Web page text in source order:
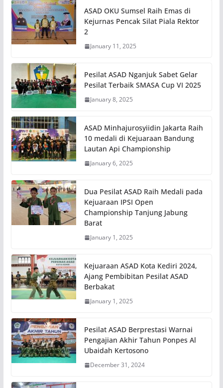
ASAD OKU Sumsel Raih Emas di
Kejurnas Pencak Silat Piala Rektor
2
January 11, 2025
Pesilat ASAD Nganjuk Sabet Gelar
Pesilat Terbaik SMASA Cup VI 2025
January 8, 2025
ASAD Minhajurosyiidin Jakarta Raih
10 medali di Kejuaraan Bandung
Lautan Api Championship
January 6, 2025
Dua Pesilat ASAD Raih Medali pada
Kejuaraan IPSI Open
Championship Tanjung Jabung
Barat
January 1, 2025
Kejuaraan ASAD Kota Kediri 2024,
Ajang Pembibitan Pesilat ASAD
Berbakat
January 1, 2025
Pesilat ASAD Berprestasi Warnai
Pengajian Akhir Tahun Ponpes Al
Ubaidah Kertosono
December 31, 2024